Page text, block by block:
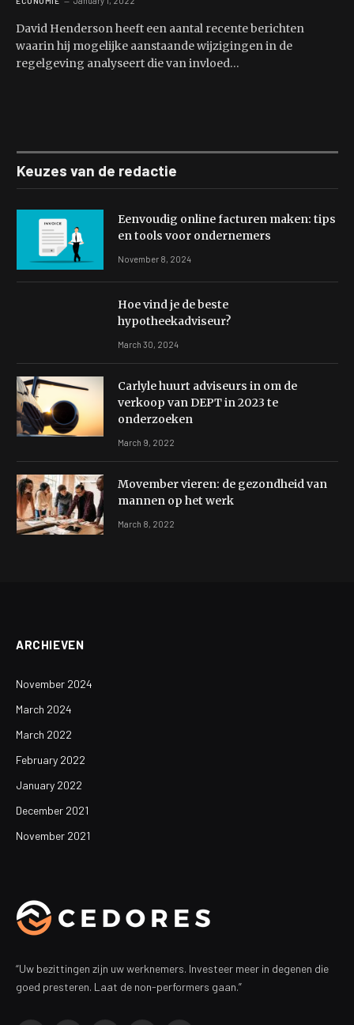
David Henderson heeft een aantal recente berichten
waarin hij mogelijke aanstaande wijzigingen in de
regelgeving analyseert die van invloed…
Keuzes van de redactie
Eenvoudig online facturen maken: tips
en tools voor ondernemers
November 8, 2024
Hoe vind je de beste
hypotheekadviseur?
March 30, 2024
Carlyle huurt adviseurs in om de
verkoop van DEPT in 2023 te
onderzoeken
March 9, 2022
Movember vieren: de gezondheid van
mannen op het werk
March 8, 2022
ARCHIEVEN
November 2024
March 2024
March 2022
February 2022
January 2022
December 2021
November 2021
“Uw bezittingen zijn uw werknemers. Investeer meer in degenen die
goed presteren. Laat de non-performers gaan.”